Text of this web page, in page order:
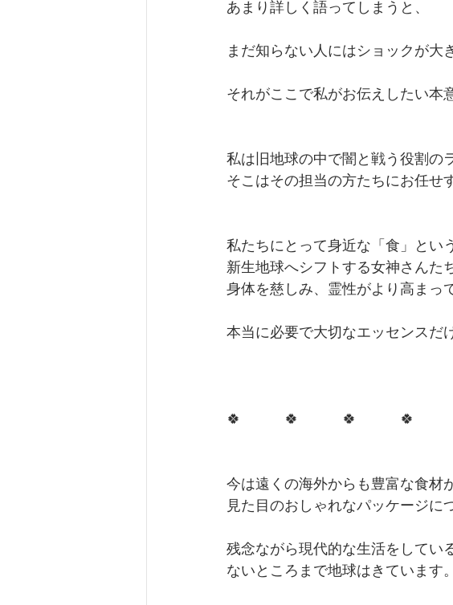
あまり詳しく語ってしまうと、
まだ知らない人にはショックが大
それがここで私がお伝えしたい本
私は旧地球の中で闇と戦う役割の
そこはその担当の方たちにお任せ
私たちにとって身近な「食」とい
新生地球へシフトする女神さんた
身体を慈しみ、霊性がより高まっ
本当に必要で大切なエッセンス
🍀　　　🍀　　　🍀　　　🍀　　
今は遠くの海外からも豊富な食材
見た目のおしゃれなパッケージに
残念ながら現代的な生活をしてい
ないところまで地球はきています。